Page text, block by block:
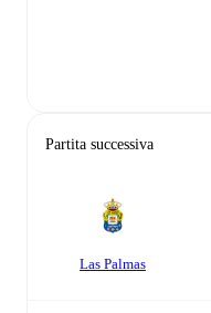
Partita successiva
Las Palmas